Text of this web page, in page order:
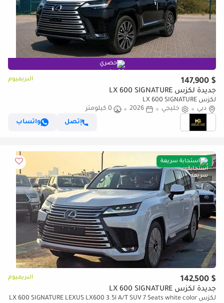
حصري
$ 147,900 البريميوم
جديدة لكزس LX 600 SIGNATURE
لكزس LX 600 SIGNATURE
دبي
خليجي 2026
0 كيلومتر
إتصل
واتساب
استجابة سريعة
$ 142,500 البريميوم
جديدة لكزس LX 600 SIGNATURE
لكزس LX 600 SIGNATURE LEXUS LX600 3.5l A/T SUV 7 Seats white color